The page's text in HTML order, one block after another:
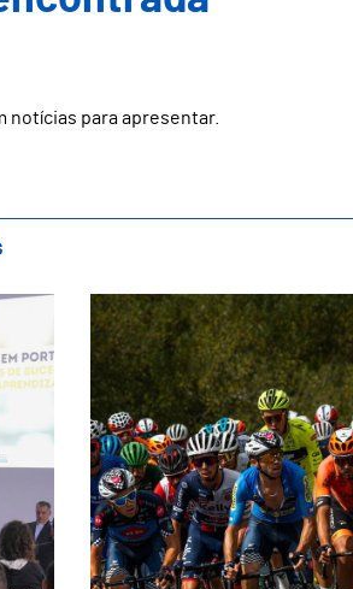
notícias para apresentar.
Bem-Estar e
Guimarães recebe